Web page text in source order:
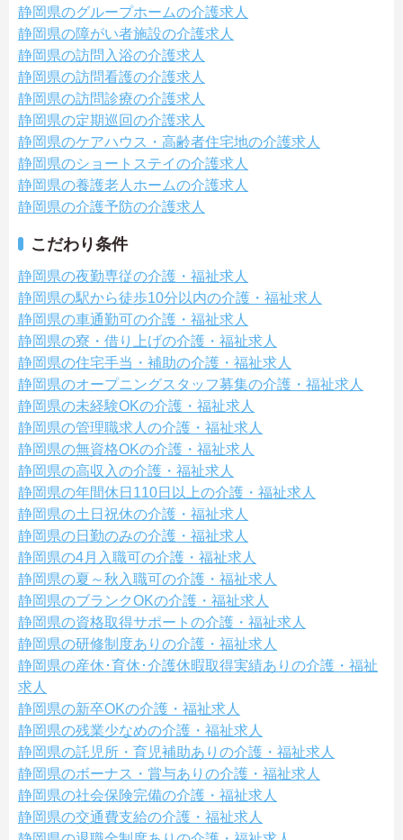
静岡県のグループホームの介護求人
静岡県の障がい者施設の介護求人
静岡県の訪問入浴の介護求人
静岡県の訪問看護の介護求人
静岡県の訪問診療の介護求人
静岡県の定期巡回の介護求人
静岡県のケアハウス・高齢者住宅地の介護求人
静岡県のショートステイの介護求人
静岡県の養護老人ホームの介護求人
静岡県の介護予防の介護求人
こだわり条件
静岡県の夜勤専従の介護・福祉求人
静岡県の駅から徒歩10分以内の介護・福祉求人
静岡県の車通勤可の介護・福祉求人
静岡県の寮・借り上げの介護・福祉求人
静岡県の住宅手当・補助の介護・福祉求人
静岡県のオープニングスタッフ募集の介護・福祉求人
静岡県の未経験OKの介護・福祉求人
静岡県の管理職求人の介護・福祉求人
静岡県の無資格OKの介護・福祉求人
静岡県の高収入の介護・福祉求人
静岡県の年間休日110日以上の介護・福祉求人
静岡県の土日祝休の介護・福祉求人
静岡県の日勤のみの介護・福祉求人
静岡県の4月入職可の介護・福祉求人
静岡県の夏～秋入職可の介護・福祉求人
静岡県のブランクOKの介護・福祉求人
静岡県の資格取得サポートの介護・福祉求人
静岡県の研修制度ありの介護・福祉求人
静岡県の産休･育休･介護休暇取得実績ありの介護・福祉
求人
静岡県の新卒OKの介護・福祉求人
静岡県の残業少なめの介護・福祉求人
静岡県の託児所・育児補助ありの介護・福祉求人
静岡県のボーナス・賞与ありの介護・福祉求人
静岡県の社会保険完備の介護・福祉求人
静岡県の交通費支給の介護・福祉求人